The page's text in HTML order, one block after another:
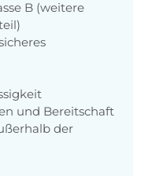
B (weitere
und Bereitschaft
der